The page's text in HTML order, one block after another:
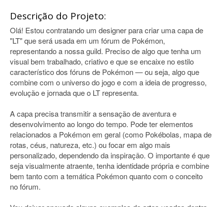
Descrição do Projeto:
Olá! Estou contratando um designer para criar uma capa de
"LT" que será usada em um fórum de Pokémon,
representando a nossa guild. Preciso de algo que tenha um
visual bem trabalhado, criativo e que se encaixe no estilo
característico dos fóruns de Pokémon — ou seja, algo que
combine com o universo do jogo e com a ideia de progresso,
evolução e jornada que o LT representa.
A capa precisa transmitir a sensação de aventura e
desenvolvimento ao longo do tempo. Pode ter elementos
relacionados a Pokémon em geral (como Pokébolas, mapa de
rotas, céus, natureza, etc.) ou focar em algo mais
personalizado, dependendo da inspiração. O importante é que
seja visualmente atraente, tenha identidade própria e combine
bem tanto com a temática Pokémon quanto com o conceito
no fórum.